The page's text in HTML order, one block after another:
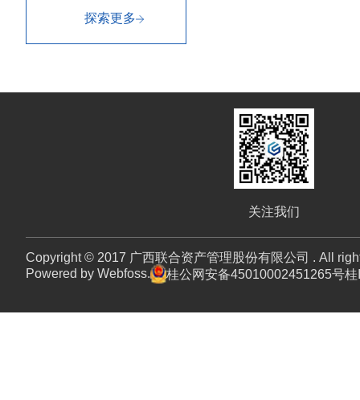
探索更多
关注我们
Copyright © 2017 广西联合资产管理股份有限公司 . All
Powered by Webfoss.
桂公网安备45010002451265号桂